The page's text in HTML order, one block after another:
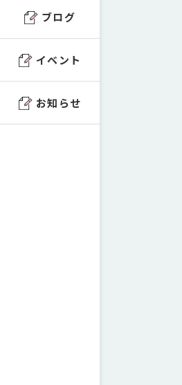
ブログ
イベント
お知らせ